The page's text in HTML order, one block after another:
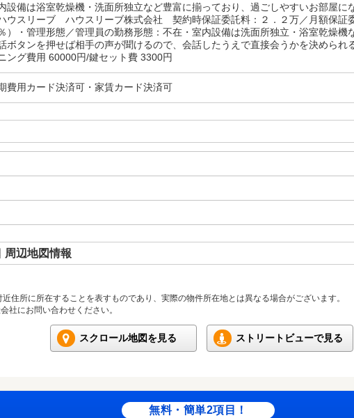
設備は浴室乾燥機・洗面所独立など豊富に揃っており、過ごしやすいお部屋に
ハウスリーブ ハウスリーブ株式会社 契約時保証委託料：２．２万／月額保証
）・管理形態／管理員の勤務形態：不在・室内設備は洗面所独立・浴室乾燥機
ボタンを押せば相手の声が聞けるので、会話したうえで直接会うかを決められ
ング費用 60000円/鍵セット費 3300円
費用カード決済可・家賃カード決済可
周辺地図情報
住所に所在することを表すものであり、実際の物件所在地とは異なる場合がございます。
社にお問い合わせください。
スクロール地図を見る ストリートビューで見る
無料・簡単2項目！